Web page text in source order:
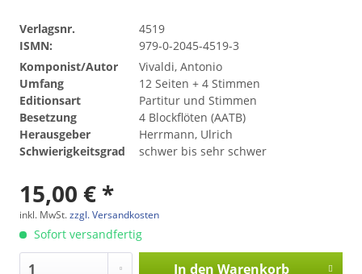
Verlagsnr.
4519
ISMN:
979-0-2045-4519-3
Komponist/Autor
Vivaldi, Antonio
Umfang
12 Seiten + 4 Stimmen
Editionsart
Partitur und Stimmen
Besetzung
4 Blockflöten (AATB)
Herausgeber
Herrmann, Ulrich
Schwierigkeitsgrad
schwer bis sehr schwer
15,00 € *
inkl. MwSt.zzgl. Versandkosten
Sofort versandfertig
In den Warenkorb